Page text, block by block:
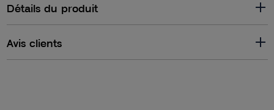
Détails du produit
Avis clients